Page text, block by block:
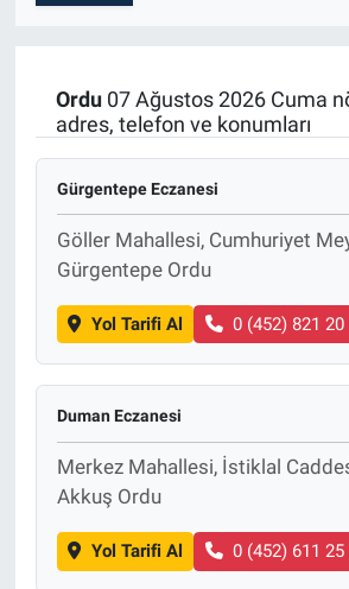
Ordu07 Ağustos 2026 Cuma
adres, telefon ve konumları
Gürgentepe Eczanesi
Göller Mahallesi, Cumhuriyet
Gürgentepe Ordu
Yol Tarifi Al 0 (452) 821 20
Duman Eczanesi
Merkez Mahallesi, İstiklal
Akkuş Ordu
Yol Tarifi Al 0 (452) 611 25
Sağlık
Kültür Sanat
Eğitim
Ekonomi
Yaşam
Çevre
BİLİM VE TEKNOLOJİ
Haber Arşivi